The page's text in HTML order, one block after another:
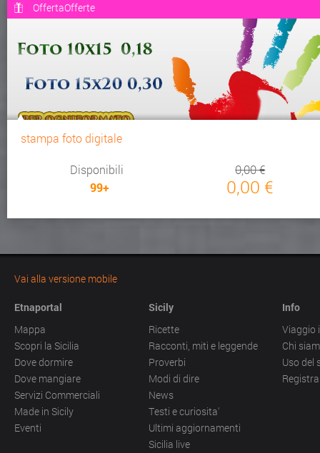
OffertaOfferte
stampa foto digitale
Disponibili
99+
0,00 €
0,00 €
Vai alla versione mobile
Etnaportal
Mappa
Scopri la Sicilia
Dove dormire
Dove mangiare
Servizi Commerciali
Made in Sicily
Eventi
Sicily
Ricette
Racconti, miti e leggende
Proverbi
Modi di dire
News
Testi e curiosita'
Ultimi aggiornamenti
Sicilia live
Info
Viaggio
Chi
Uso del